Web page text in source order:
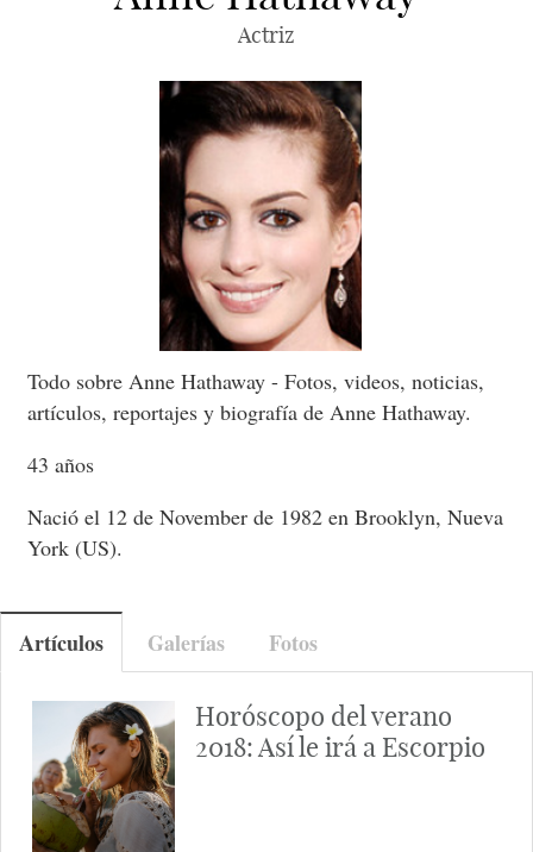
Actriz
Todo sobre Anne Hathaway - Fotos, videos, noticias,
artículos, reportajes y biografía de Anne Hathaway.
43 años
Nació el 12 de November de 1982 en Brooklyn, Nueva
York (US).
Artículos Galerías Fotos
Horóscopo del verano
2018: Así le irá a Escorpio